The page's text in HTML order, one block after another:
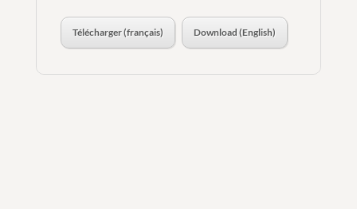
Télécharger (français) Download (English)